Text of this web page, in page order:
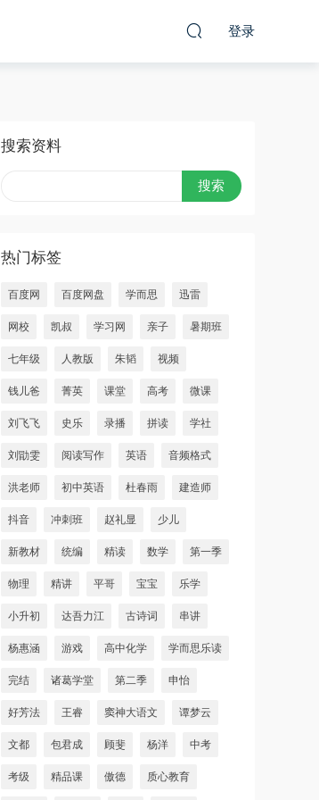
登录
搜索资料
热门标签
百度网 百度网盘 学而思 迅雷
网校 凯叔 学习网 亲子 暑期班
七年级 人教版 朱韬 视频
钱儿爸 菁英 课堂 高考 微课
刘飞飞 史乐 录播 拼读 学社
刘勖雯 阅读写作 英语 音频格式
洪老师 初中英语 杜春雨 建造师
抖音 冲刺班 赵礼显 少儿
新教材 统编 精读 数学 第一季
物理 精讲 平哥 宝宝 乐学
小升初 达吾力江 古诗词 串讲
杨惠涵 游戏 高中化学 学而思乐读
完结 诸葛学堂 第二季 申怡
好芳法 王睿 窦神大语文 谭梦云
文都 包君成 顾斐 杨洋 中考
考级 精品课 傲德 质心教育